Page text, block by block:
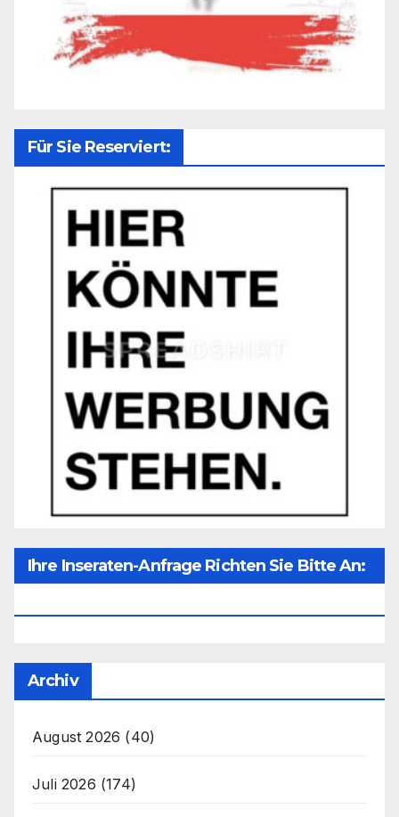
Für Sie Reserviert:
Ihre Inseraten-Anfrage Richten Sie Bitte An:
Archiv
August 2026 (40)
Juli 2026 (174)